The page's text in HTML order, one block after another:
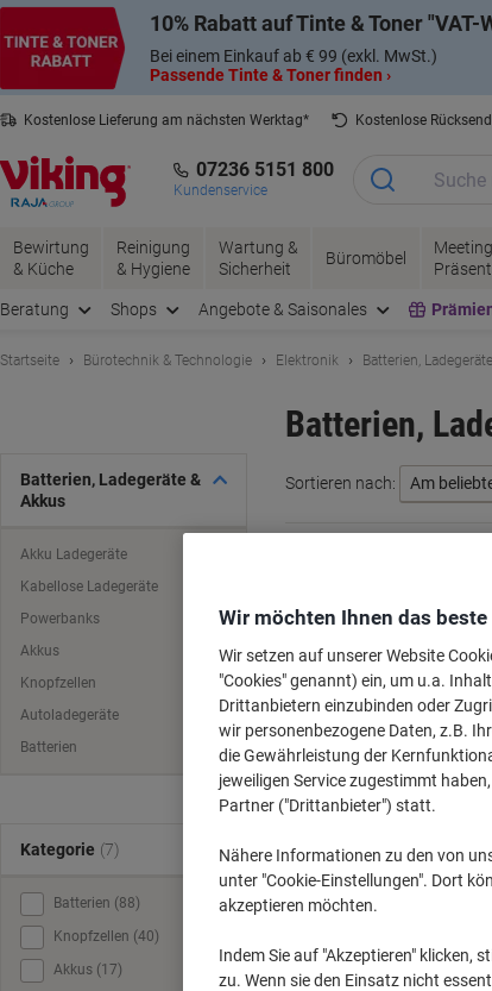
10% Rabatt auf Tinte & Toner VAT-
Bei einem Einkauf ab € 99 (exkl. MwSt.)
Passende Tinte & Toner finden ›
Kostenlose Lieferung am nächsten Werktag*
Kostenlose
07236 5151 800
Kundenservice
Bewirtung
& Küche
Reinigung
& Hygiene
Wartung &
Sicherheit
Büromöbel
Beratung Shops Angebote & Saisonales
Startseite Bürotechnik & Technologie Elektronik Batterien,
Batterien,
Sortieren nach:
Batterien ›
Kategorie (7)
Batterien (88)
Knopfzellen (40)
Akkus (17)
Batterien, Ladegeräte &
Akkus
Akku Ladegeräte
Kabellose Ladegeräte
Powerbanks
Akkus
Knopfzellen
Autoladegeräte
Batterien
Wir möchten Ihnen das
Wir setzen auf unserer Website
"Cookies" genannt) ein, um u.a.
Drittanbietern einzubinden oder
wir personenbezogene Daten, z.B.
die Gewährleistung der
jeweiligen Service zugestimmt
Partner ("Drittanbieter") statt.
Nähere Informationen zu den von
unter "Cookie-Einstellungen". Dort
akzeptieren möchten.
Indem Sie auf "Akzeptieren" klicken,
zu. Wenn sie den Einsatz nicht